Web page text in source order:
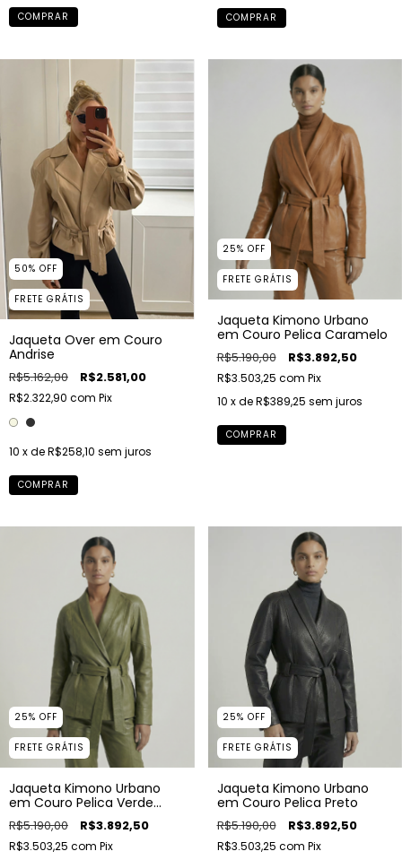
COMPRAR COMPRAR
50% OFF
FRETE GRÁTIS
Jaqueta Over em Couro
Andrise
R$5.162,00 R$2.581,00
R$2.322,90 com Pix
10 x deR$258,10 sem juros
COMPRAR
25% OFF
FRETE GRÁTIS
Jaqueta Kimono Urbano
em Couro Pelica Caramelo
R$5.190,00 R$3.892,50
R$3.503,25 com Pix
10 x deR$389,25 sem juros
COMPRAR
25% OFF
FRETE GRÁTIS
Jaqueta Kimono Urbano
em Couro Pelica Verde
Oliva
R$5.190,00 R$3.892,50
R$3.503,25 com Pix
25% OFF
FRETE GRÁTIS
Jaqueta Kimono Urbano
em Couro Pelica Preto
R$5.190,00 R$3.892,50
R$3.503,25 com Pix